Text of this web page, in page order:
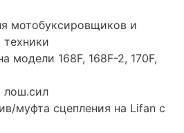
мотобуксировщиков и
модели 168F, 168F-2, 170F,
лош.сил
муфта сцепления на Lifan с